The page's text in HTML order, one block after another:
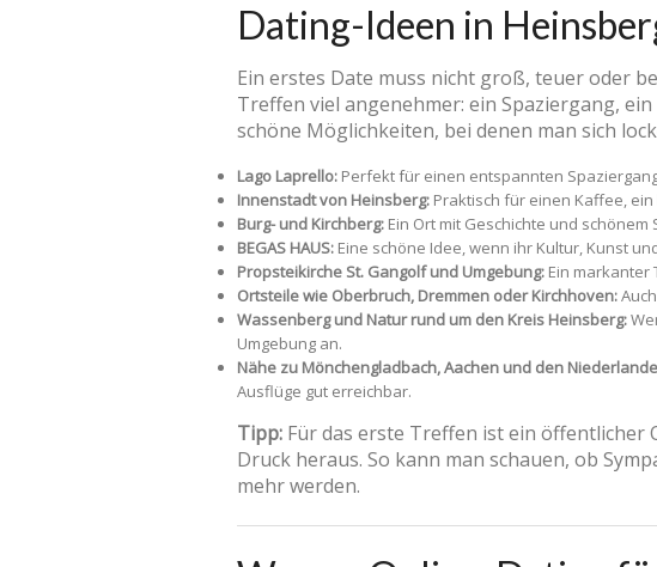
Dating-Ideen in
Ein erstes Date muss nicht groß, teuer oder
Treffen viel angenehmer: ein Spaziergang,
schöne Möglichkeiten, bei denen man sich
Lago Laprello: Perfekt für einen entspannten
Innenstadt von Heinsberg: Praktisch für einen Kaffee,
Burg- und Kirchberg: Ein Ort mit Geschichte und
BEGAS HAUS: Eine schöne Idee, wenn ihr Kultur, Kunst
Propsteikirche St. Gangolf und Umgebung: Ein markanter
Ortsteile wie Oberbruch, Dremmen oder Kirchhoven:
Wassenberg und Natur rund um den Kreis Heinsberg:
Umgebung an.
Nähe zu Mönchengladbach, Aachen und den
Ausflüge gut erreichbar.
Tipp: Für das erste Treffen ist ein öffentlicher
Druck heraus. So kann man schauen, ob
mehr werden.